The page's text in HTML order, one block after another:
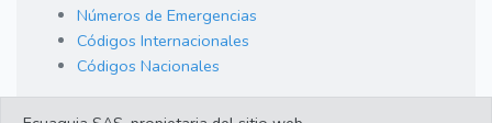
Números de Emergencias
Códigos Internacionales
Códigos Nacionales